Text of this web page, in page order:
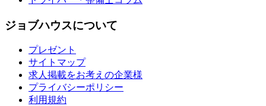
ジョブハウスについて
プレゼント
サイトマップ
求人掲載をお考えの企業様
プライバシーポリシー
利用規約